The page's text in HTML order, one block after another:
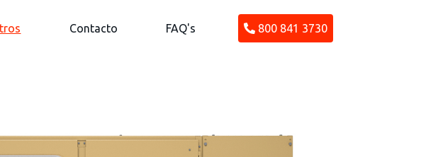
Contacto FAQ's 800 841 3730